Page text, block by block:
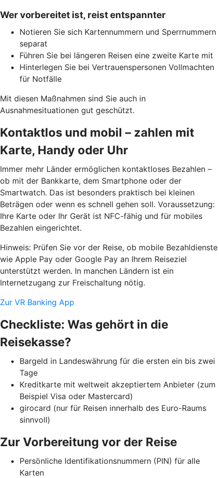
Wer vorbereitet ist, reist entspannter
Notieren Sie sich Kartennummern und Sperrnummern
separat
Führen Sie bei längeren Reisen eine zweite Karte mit
Hinterlegen Sie bei Vertrauenspersonen Vollmachten
für Notfälle
Mit diesen Maßnahmen sind Sie auch in
Ausnahmesituationen gut geschützt.
Kontaktlos und mobil – zahlen mit
Karte, Handy oder Uhr
Immer mehr Länder ermöglichen kontaktloses Bezahlen –
ob mit der Bankkarte, dem Smartphone oder der
Smartwatch. Das ist besonders praktisch bei kleinen
Beträgen oder wenn es schnell gehen soll. Voraussetzung:
Ihre Karte oder Ihr Gerät ist NFC-fähig und für mobiles
Bezahlen eingerichtet.
Hinweis: Prüfen Sie vor der Reise, ob mobile Bezahldienste
wie Apple Pay oder Google Pay an Ihrem Reiseziel
unterstützt werden. In manchen Ländern ist ein
Internetzugang zur Freischaltung nötig.
Zur VR Banking App
Checkliste: Was gehört in die
Reisekasse?
Bargeld in Landeswährung für die ersten ein bis zwei
Tage
Kreditkarte mit weltweit akzeptiertem Anbieter (zum
Beispiel Visa oder Mastercard)
girocard (nur für Reisen innerhalb des Euro-Raums
sinnvoll)
Zur Vorbereitung vor der Reise
Persönliche Identifikationsnummern (PIN) für alle
Karten